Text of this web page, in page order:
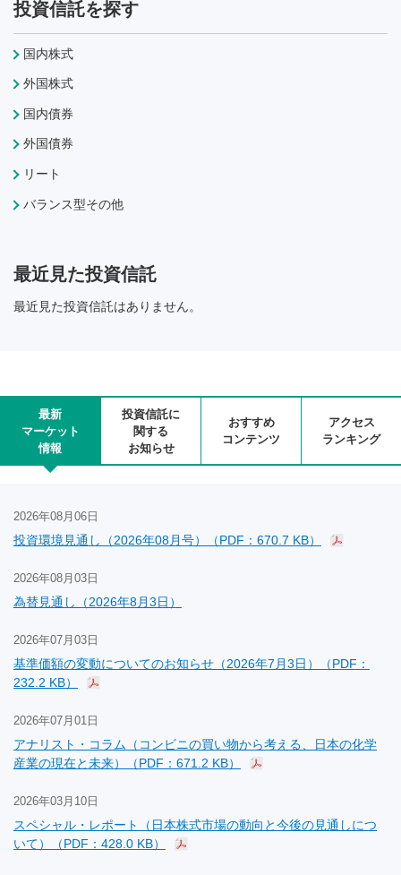
投資信託を探す
国内株式
外国株式
国内債券
外国債券
リート
バランス型その他
最近見た投資信託
最近見た投資信託はありません。
最新
マーケット
情報
投資信託に
関する
お知らせ
おすすめ
コンテンツ
アクセス
ランキング
2026年08月06日
投資環境見通し（2026年08月号）（PDF：670.7 KB）
2026年08月03日
為替見通し（2026年8月3日）
2026年07月03日
基準価額の変動についてのお知らせ（2026年7月3日）（PDF：
232.2 KB）
2026年07月01日
アナリスト・コラム（コンビニの買い物から考える、日本の化学
産業の現在と未来）（PDF：671.2 KB）
2026年03月10日
スペシャル・レポート（日本株式市場の動向と今後の見通しにつ
いて）（PDF：428.0 KB）